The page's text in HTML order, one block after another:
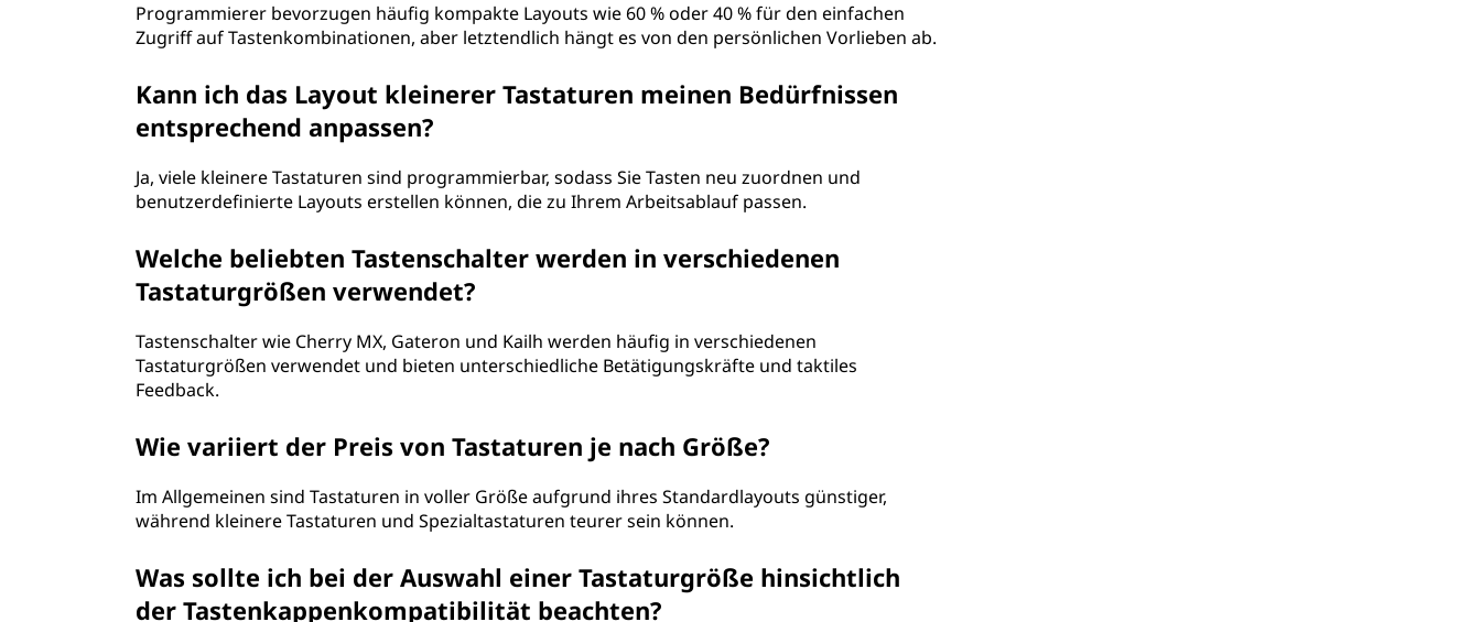
Programmierer bevorzugen häufig kompakte Layouts wie 60 % oder 40 % für den einfachen
Zugriff auf Tastenkombinationen, aber letztendlich hängt es von den persönlichen Vorlieben ab.
Kann ich das Layout kleinerer Tastaturen meinen Bedürfnissen
entsprechend anpassen?
Ja, viele kleinere Tastaturen sind programmierbar, sodass Sie Tasten neu zuordnen und
benutzerdefinierte Layouts erstellen können, die zu Ihrem Arbeitsablauf passen.
Welche beliebten Tastenschalter werden in verschiedenen
Tastaturgrößen verwendet?
Tastenschalter wie Cherry MX, Gateron und Kailh werden häufig in verschiedenen
Tastaturgrößen verwendet und bieten unterschiedliche Betätigungskräfte und taktiles
Feedback.
Wie variiert der Preis von Tastaturen je nach Größe?
Im Allgemeinen sind Tastaturen in voller Größe aufgrund ihres Standardlayouts günstiger,
während kleinere Tastaturen und Spezialtastaturen teurer sein können.
Was sollte ich bei der Auswahl einer Tastaturgröße hinsichtlich
der Tastenkappenkompatibilität beachten?